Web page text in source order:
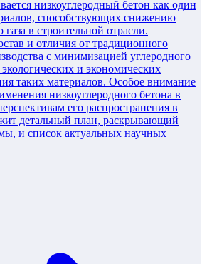
низкоуглеродный бетон как один
способствующих снижению
в строительной отрасли.
и отличия от традиционного
с минимизацией углеродного
и экономических
таких материалов. Особое внимание
низкоуглеродного бетона в
его распространения в
детальный план, раскрывающий
и список актуальных научных